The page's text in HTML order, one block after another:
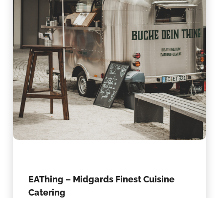
EAThing – Midgards Finest Cuisine
Catering